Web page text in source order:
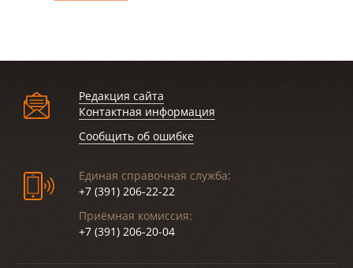
Редакция сайта
Контактная информация
Сообщить об ошибке
Единая справочная служба:
+7 (391) 206-22-22
Приёмная комиссия:
+7 (391) 206-20-04